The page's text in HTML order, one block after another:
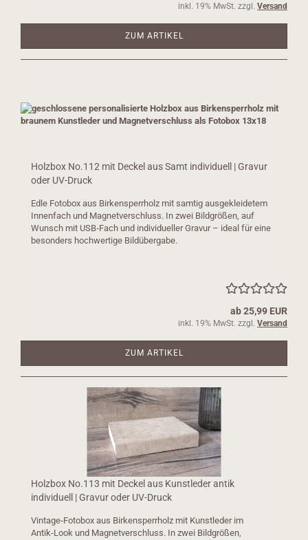
inkl. 19% MwSt. zzgl. Versand
ZUM ARTIKEL
Holzbox No.112 mit Deckel aus Samt individuell | Gravur
oder UV-Druck
Edle Fotobox aus Birkensperrholz mit samtig ausgekleidetem
Innenfach und Magnetverschluss. In zwei Bildgrößen, auf
Wunsch mit USB‑Fach und individueller Gravur – ideal für eine
besonders hochwertige Bildübergabe.
ab 25,99 EUR
inkl. 19% MwSt. zzgl. Versand
ZUM ARTIKEL
Holzbox No.113 mit Deckel aus Kunstleder antik
individuell | Gravur oder UV-Druck
Vintage‑Fotobox aus Birkensperrholz mit Kunstleder im
Antik‑Look und Magnetverschluss. In zwei Bildgrößen,